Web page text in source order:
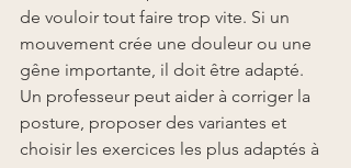
de vouloir tout faire trop vite. Si un
mouvement crée une douleur ou une
gêne importante, il doit être adapté.
Un professeur peut aider à corriger la
posture, proposer des variantes et
choisir les exercices les plus adaptés à